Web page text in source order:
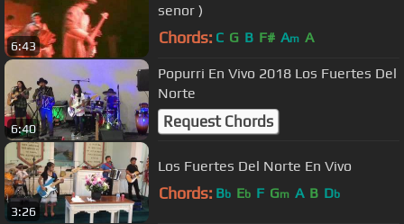
6:43
senor )
Chords: C G B F# Am A
6:40
Popurri En Vivo 2018 Los Fuertes Del
Norte
Request Chords
3:26
Los Fuertes Del Norte En Vivo
Chords: Bb Eb F Gm A B Db